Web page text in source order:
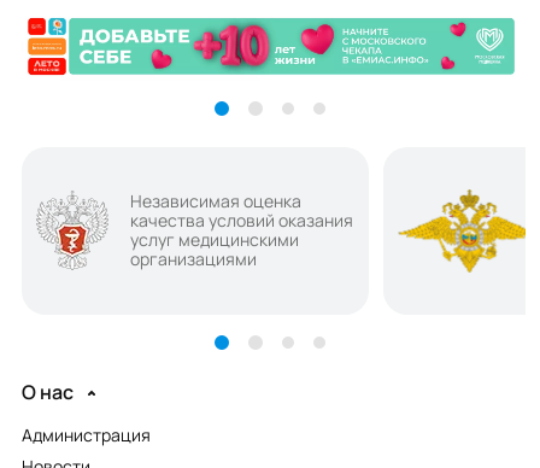
Независимая оценка
качества условий оказания
услуг медицинскими
организациями
О нас
Администрация